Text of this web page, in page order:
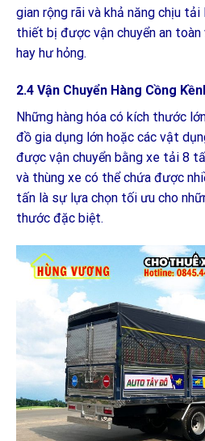
gian rộng rãi và khả năng chịu
thiết bị được vận chuyển an
hay hư hỏng.
2.4 Vận Chuyển Hàng Cồng
Những hàng hóa có kích thước
đồ gia dụng lớn hoặc các vật
được vận chuyển bằng xe tải 8
và thùng xe có thể chứa được
tấn là sự lựa chọn tối ưu cho
thước đặc biệt.